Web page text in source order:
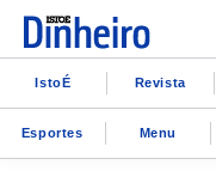
IstoÉ Revista
Esportes Menu